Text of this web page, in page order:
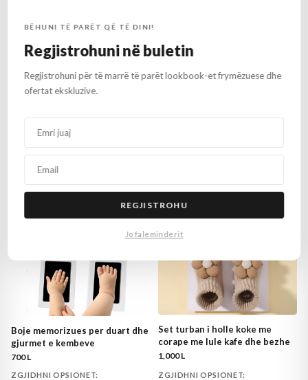
Produkte të afërt
Boje memorizues per duart dhe
gjurmet e kembeve
700 L
ZGJIDHNI OPSIONET:
Set turban i holle koke me
corape me lule kafe dhe bezhe
1,000 L
ZGJIDHNI OPSIONET:
BËHUNI TË PARËT QË TË DINI!
Regjistrohuni në buletin
Regjistrohuni për të marrë të parët lookbook-et frymëzuese dhe
ofertat ekskluzive.
REGJISTROHU
Jo faleminderit